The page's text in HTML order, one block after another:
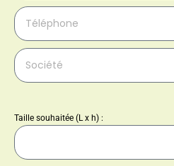
Taille souhaitée (L x h) :